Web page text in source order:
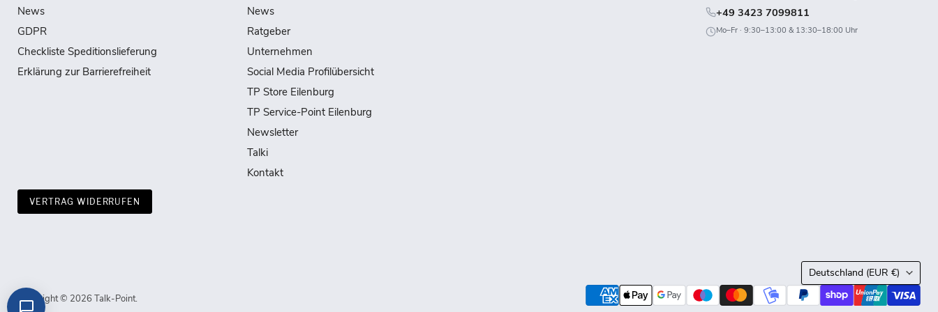
News
GDPR
Checkliste Speditionslieferung
Erklärung zur Barrierefreiheit
News
Ratgeber
Unternehmen
Social Media Profilübersicht
TP Store Eilenburg
TP Service-Point Eilenburg
Newsletter
Talki
Kontakt
+49 3423 7099811
Mo–Fr · 9:30–13:00 & 13:30–18:00 Uhr
VERTRAG WIDERRUFEN
Land
Deutschland (EUR €)
Copyright © 2026 Talk-Point.